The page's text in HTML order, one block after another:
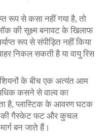
रूप से कसा नहीं गया है, तो
की सूक्ष्म बनावट के खिलाफ
रूप से संपीड़ित नहीं किया
निकल सकती है या वायु रिस
के बीच एक अत्यंत आम
कसने से वाल्व का
है, प्लास्टिक के आवरण घटक
की गैस्केट फट और कुचल
बन जाते हैं।